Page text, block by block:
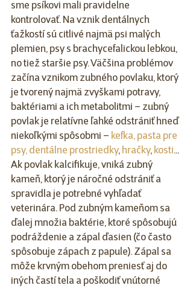
sme psíkovi mali pravidelne
kontrolovať. Na vznik dentálnych
ťažkostí sú citlivé najmä psi malých
plemien, psy s brachycefalickou lebkou,
no tiež staršie psy. Väčšina problémov
začína vznikom zubného povlaku, ktorý
je tvorený najmä zvyškami potravy,
baktériami a ich metabolitmi – zubný
povlak je relatívne ľahké odstrániť hneď
niekoľkými spôsobmi – kefka, pasta pre
psy, dentálne prostriedky, hračky, kosti...
Ak povlak kalcifikuje, vniká zubný
kameň, ktorý je náročné odstrániť a
spravidla je potrebné vyhľadať
veterinára. Pod zubným kameňom sa
ďalej množia baktérie, ktoré spôsobujú
podráždenie a zápal ďasien (čo často
spôsobuje zápach z papule). Zápal sa
môže krvným obehom preniesť aj do
iných častí tela a poškodiť vnútorné